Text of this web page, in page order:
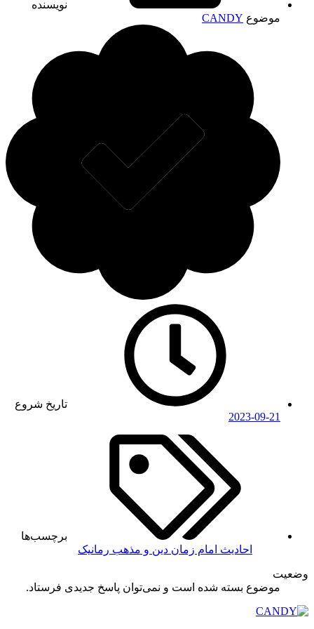
نویسنده
موضوع CANDY
تاریخ شروع
2023-09-21
برچسب‌ها
احادیثامام زماندین و مذهبرمانیک
موضوع بسته شده است و نمی‌توان پاسخ جدیدی فرستاد.